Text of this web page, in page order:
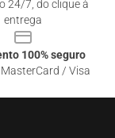
24/7, do clique à
entrega
100% seguro
/ Visa